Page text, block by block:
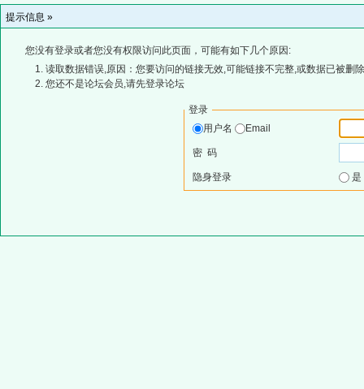
提示信息 »
您没有登录或者您没有权限访问此页面，可能有如下几个原因:
读取数据错误,原因：您要访问的链接无效,可能链接不完整,或数据已被删
您还不是论坛会员,请先登录论坛
登录
用户名
Email
密 码
隐身登录